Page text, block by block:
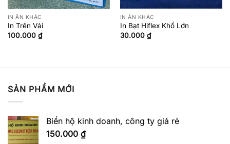
Công nghệ bảo mật cao
Tem chống hàng giả thường sử dụng các công nghệ
tiên tiến như:
khi thay đổi góc nhìn.
Tem vỡ: Tem sẽ bị phá hủy (vỡ) khi cố
IN ẤN KHÁC
In Trên Vải
100.000 ₫
IN ẤN KHÁC
In Bạt Hiflex Khổ Lớn
30.000 ₫
SẢN PHẨM MỚI
Biển hộ kinh doanh, công ty giá rẻ
150.000 ₫